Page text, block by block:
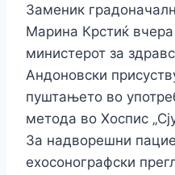
Заменик
Марина Крстиќ
министерот за
Андоновски
пуштањето во
метода во Хоспис
За надворешни
ехосонографски